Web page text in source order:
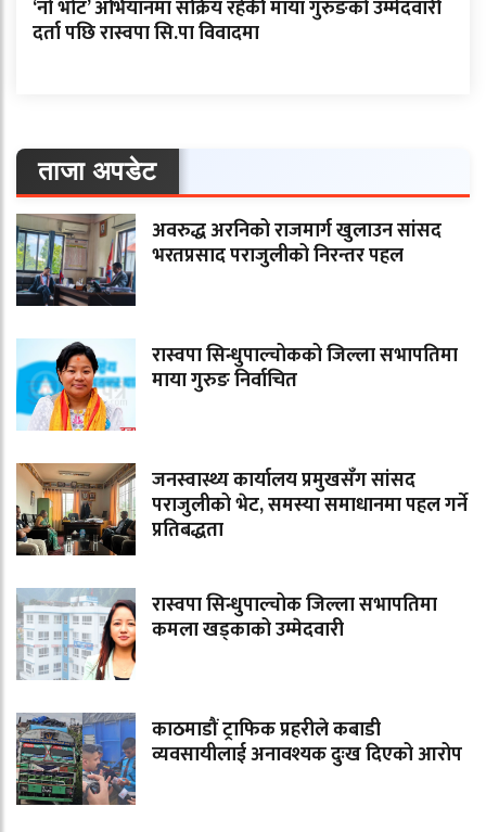
‘नो भोट’ अभियानमा सक्रिय रहेकी माया गुरुङको उम्मेदवारी
दर्ता पछि रास्वपा सि.पा विवादमा
ताजा अपडेट
अवरुद्ध अरनिको राजमार्ग खुलाउन सांसद
भरतप्रसाद पराजुलीको निरन्तर पहल
रास्वपा सिन्धुपाल्चोकको जिल्ला सभापतिमा
माया गुरुङ निर्वाचित
जनस्वास्थ्य कार्यालय प्रमुखसँग सांसद
पराजुलीको भेट, समस्या समाधानमा पहल गर्ने
प्रतिबद्धता
रास्वपा सिन्धुपाल्चोक जिल्ला सभापतिमा
कमला खड्काको उम्मेदवारी
काठमाडौं ट्राफिक प्रहरीले कबाडी
व्यवसायीलाई अनावश्यक दुःख दिएको आरोप